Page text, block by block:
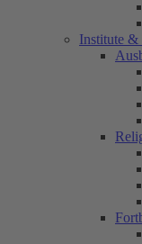
Institute &